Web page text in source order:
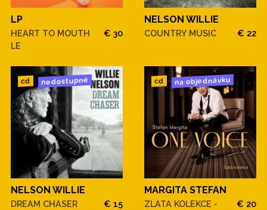
LP
HEART TO MOUTH
LE
€ 30
NELSON WILLIE
COUNTRY MUSIC € 22
cd nedostupné
NELSON WILLIE
DREAM CHASER € 15
cd na objednávku
MARGITA STEFAN
ZLATA KOLEKCE -
€ 20